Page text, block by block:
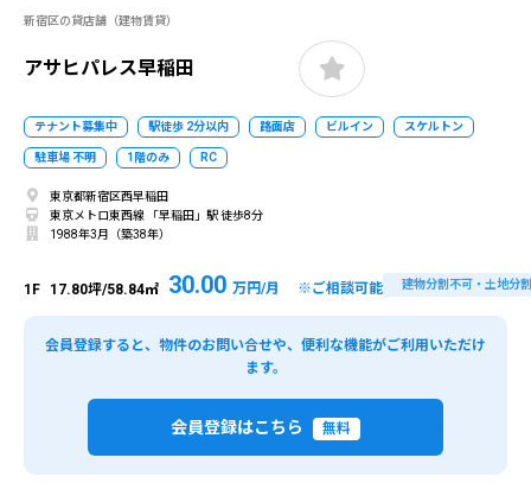
新宿区の貸店舗（建物賃貸）
アサヒパレス早稲田
テナント募集中 駅徒歩 2分以内 路面店 ビルイン スケルトン
駐車場 不明 1階のみ RC
東京都新宿区西早稲田
東京メトロ東西線 「早稲田」駅 徒歩8分
1988年3月（築38年）
1F 17.80坪/58.84㎡ 30.00 万円/月 ※ご相談可能 建物分割不可・土地分
会員登録すると、物件のお問い合せや、便利な機能がご利用いただけ
ます。
会員登録はこちら 無料